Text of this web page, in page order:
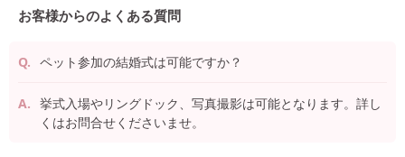
お客様からのよくある質問
ペット参加の結婚式は可能ですか？
挙式入場やリングドック、写真撮影は可能となります。詳し
くはお問合せくださいませ。